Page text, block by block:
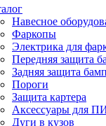
Навесное
Фаркопы
Электрика для
Передняя защита
Задняя защита
Пороги
Защита картера
Аксессуары для
Дуги в кузов